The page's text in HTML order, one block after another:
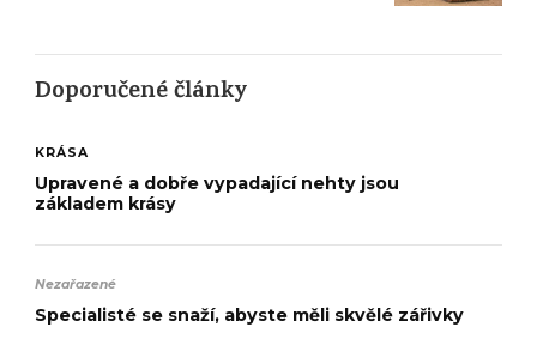
Doporučené články
KRÁSA
Upravené a dobře vypadající nehty jsou
základem krásy
Nezařazené
Specialisté se snaží, abyste měli skvělé zářivky